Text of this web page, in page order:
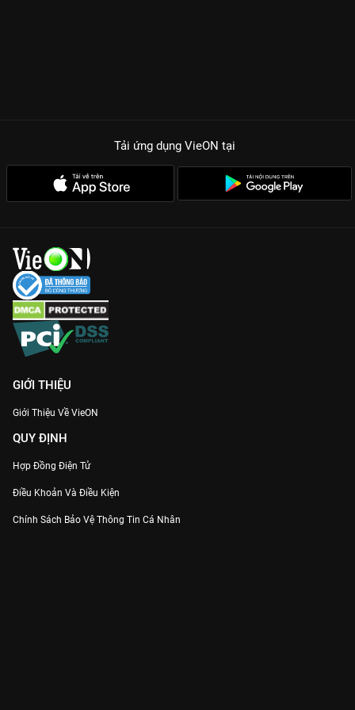
Tải ứng dụng VieON tại
GIỚI THIỆU
Giới Thiệu Về VieON
QUY ĐỊNH
Hợp Đồng Điện Tử
Điều Khoản Và Điều Kiện
Chính Sách Bảo Vệ Thông Tin Cá Nhân